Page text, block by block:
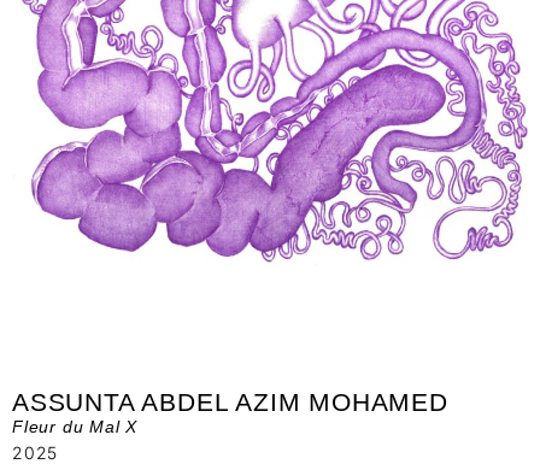
ASSUNTA ABDEL AZIM MOHAMED
Fleur du Mal X
2025